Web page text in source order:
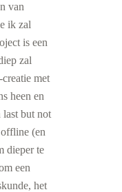
van
ik zal
is een
zal
met
heen en
last but not
(en
dieper te
een
het